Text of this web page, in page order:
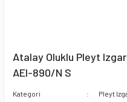
Atalay Oluklu Pleyt
AEI-890/N S
Kategori
Pleyt